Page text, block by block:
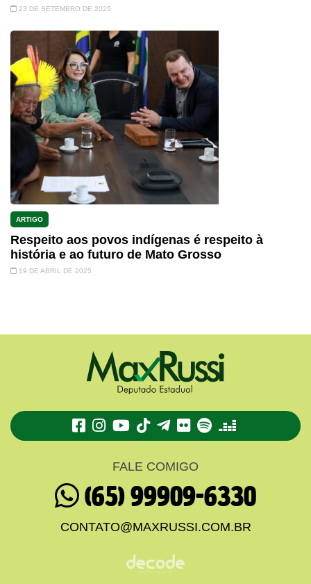
23 DE SETEMBRO DE 2025
ARTIGO
Respeito aos povos indígenas é respeito à
história e ao futuro de Mato Grosso
19 DE ABRIL DE 2025
TikTokTelegram
FlickrSpotifyDeezer
FALE COMIGO
(65) 99909-6330
CONTATO@MAXRUSSI.COM.BR